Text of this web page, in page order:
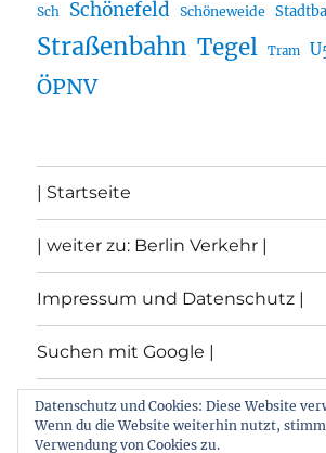
Sch Schönefeld Schöneweide
Straßenbahn Tegel Tram
ÖPNV
| Startseite
| weiter zu: Berlin Verkehr |
Impressum und Datenschutz |
Suchen mit Google |
Themen
Datenschutz und Cookies: Diese Website
Wenn du die Website weiterhin nutzt,
Verwendung von Cookies zu.